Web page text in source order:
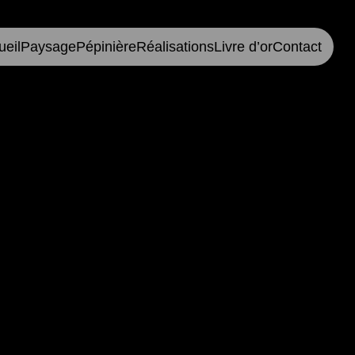
PaysagePépinièreRéalisationsLivre d’orContact